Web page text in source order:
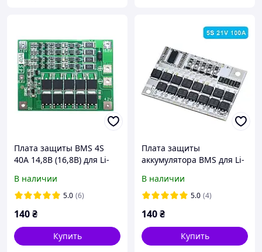
Плата защиты BMS 4S
40A 14,8В (16,8В) для Li-
(контроллер заряда/
разряда) с балансировкой
В наличии
5.0 (6)
140₴
Купить
Плата защиты
аккумулятора BMS для Li-
21V 100A
В наличии
5.0 (4)
140₴
Купить